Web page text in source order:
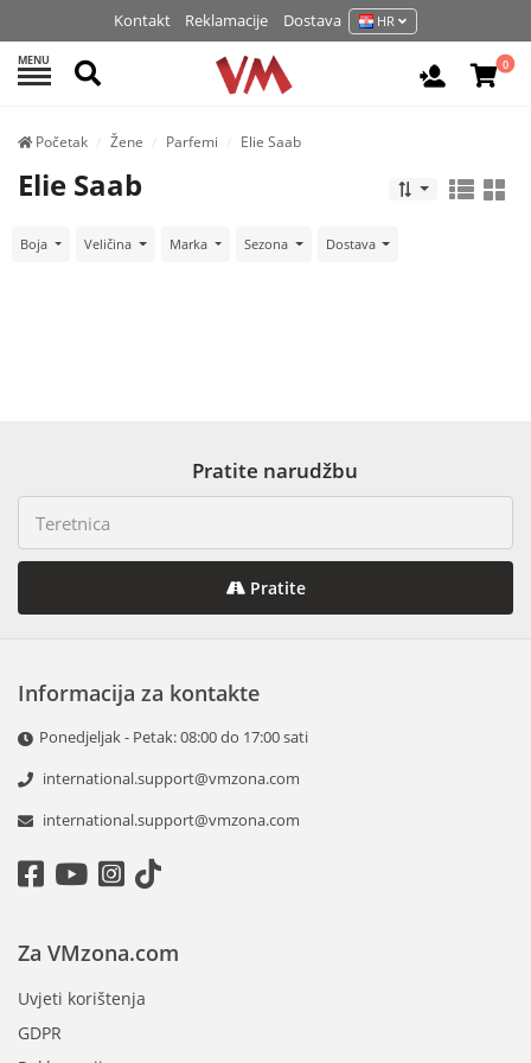
Kontakt Reklamacije Dostava HR
MENU Pretraži Prijavite
0
Početak Žene Parfemi Elie Saab
Elie Saab
Boja Veličina Marka Sezona Dostava
Pratite narudžbu
Pratite
Informacija za kontakte
Ponedjeljak - Petak: 08:00 do 17:00 sati
international.support@vmzona.com
international.support@vmzona.com
Za VMzona.com
Uvjeti korištenja
GDPR